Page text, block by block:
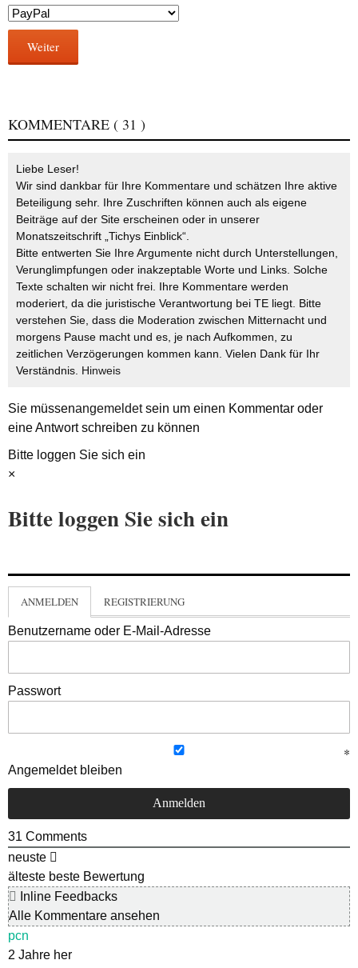
Weiter
KOMMENTARE ( 31 )
Liebe Leser!
Wir sind dankbar für Ihre Kommentare und schätzen Ihre aktive
Beteiligung sehr. Ihre Zuschriften können auch als eigene
Beiträge auf der Site erscheinen oder in unserer
Monatszeitschrift „Tichys Einblick“.
Bitte entwerten Sie Ihre Argumente nicht durch Unterstellungen,
Verunglimpfungen oder inakzeptable Worte und Links. Solche
Texte schalten wir nicht frei. Ihre Kommentare werden
moderiert, da die juristische Verantwortung bei TE liegt. Bitte
verstehen Sie, dass die Moderation zwischen Mitternacht und
morgens Pause macht und es, je nach Aufkommen, zu
zeitlichen Verzögerungen kommen kann. Vielen Dank für Ihr
Verständnis. Hinweis
Sie müssenangemeldetsein um einen Kommentar oder
eine Antwort schreiben zu können
Bitte loggen Sie sich ein
×
Bitte loggen Sie sich ein
ANMELDEN REGISTRIERUNG
Benutzername oder E-Mail-Adresse
Passwort
Angemeldet bleiben
31 Comments
neuste
älteste beste Bewertung
Inline Feedbacks
Alle Kommentare ansehen
pcn
2 Jahre her